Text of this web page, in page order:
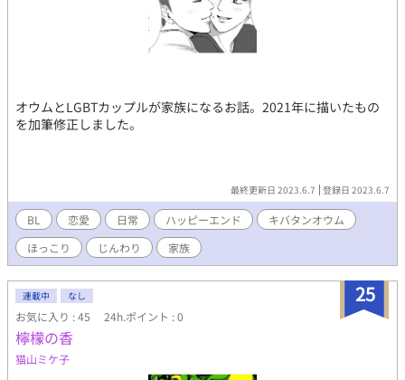
オウムとLGBTカップルが家族になるお話。2021年に描いたもの
を加筆修正しました。
最終更新日 2023.6.7 登録日 2023.6.7
BL 恋愛 日常 ハッピーエンド
キバタンオウム
ほっこり
じんわり 家族
25
連載中 なし
お気に入り : 45 24h.ポイント : 0
檸檬の香
猫山ミケ子